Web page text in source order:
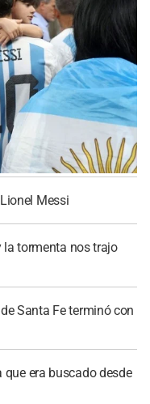
Messi
la tormenta nos trajo
Santa Fe terminó con
era buscado desde